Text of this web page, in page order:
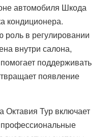
автомобиля Шкода
кондиционера.
роль в регулировании
внутри салона,
поддерживать
появление
Октавия Тур включает
профессиональные